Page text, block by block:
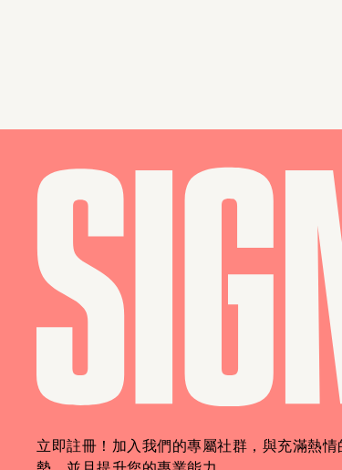
立即註冊！加入我們的專屬社群，與充滿熱